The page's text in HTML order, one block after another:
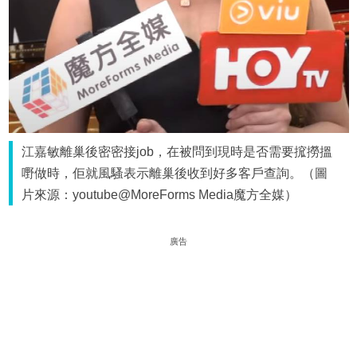
江嘉敏離巢後密密接job，在被問到現時是否需要搲撈搵
嘢做時，佢就風騷表示離巢後收到好多客戶查詢。（圖
片來源：youtube@MoreForms Media魔方全媒）
廣告